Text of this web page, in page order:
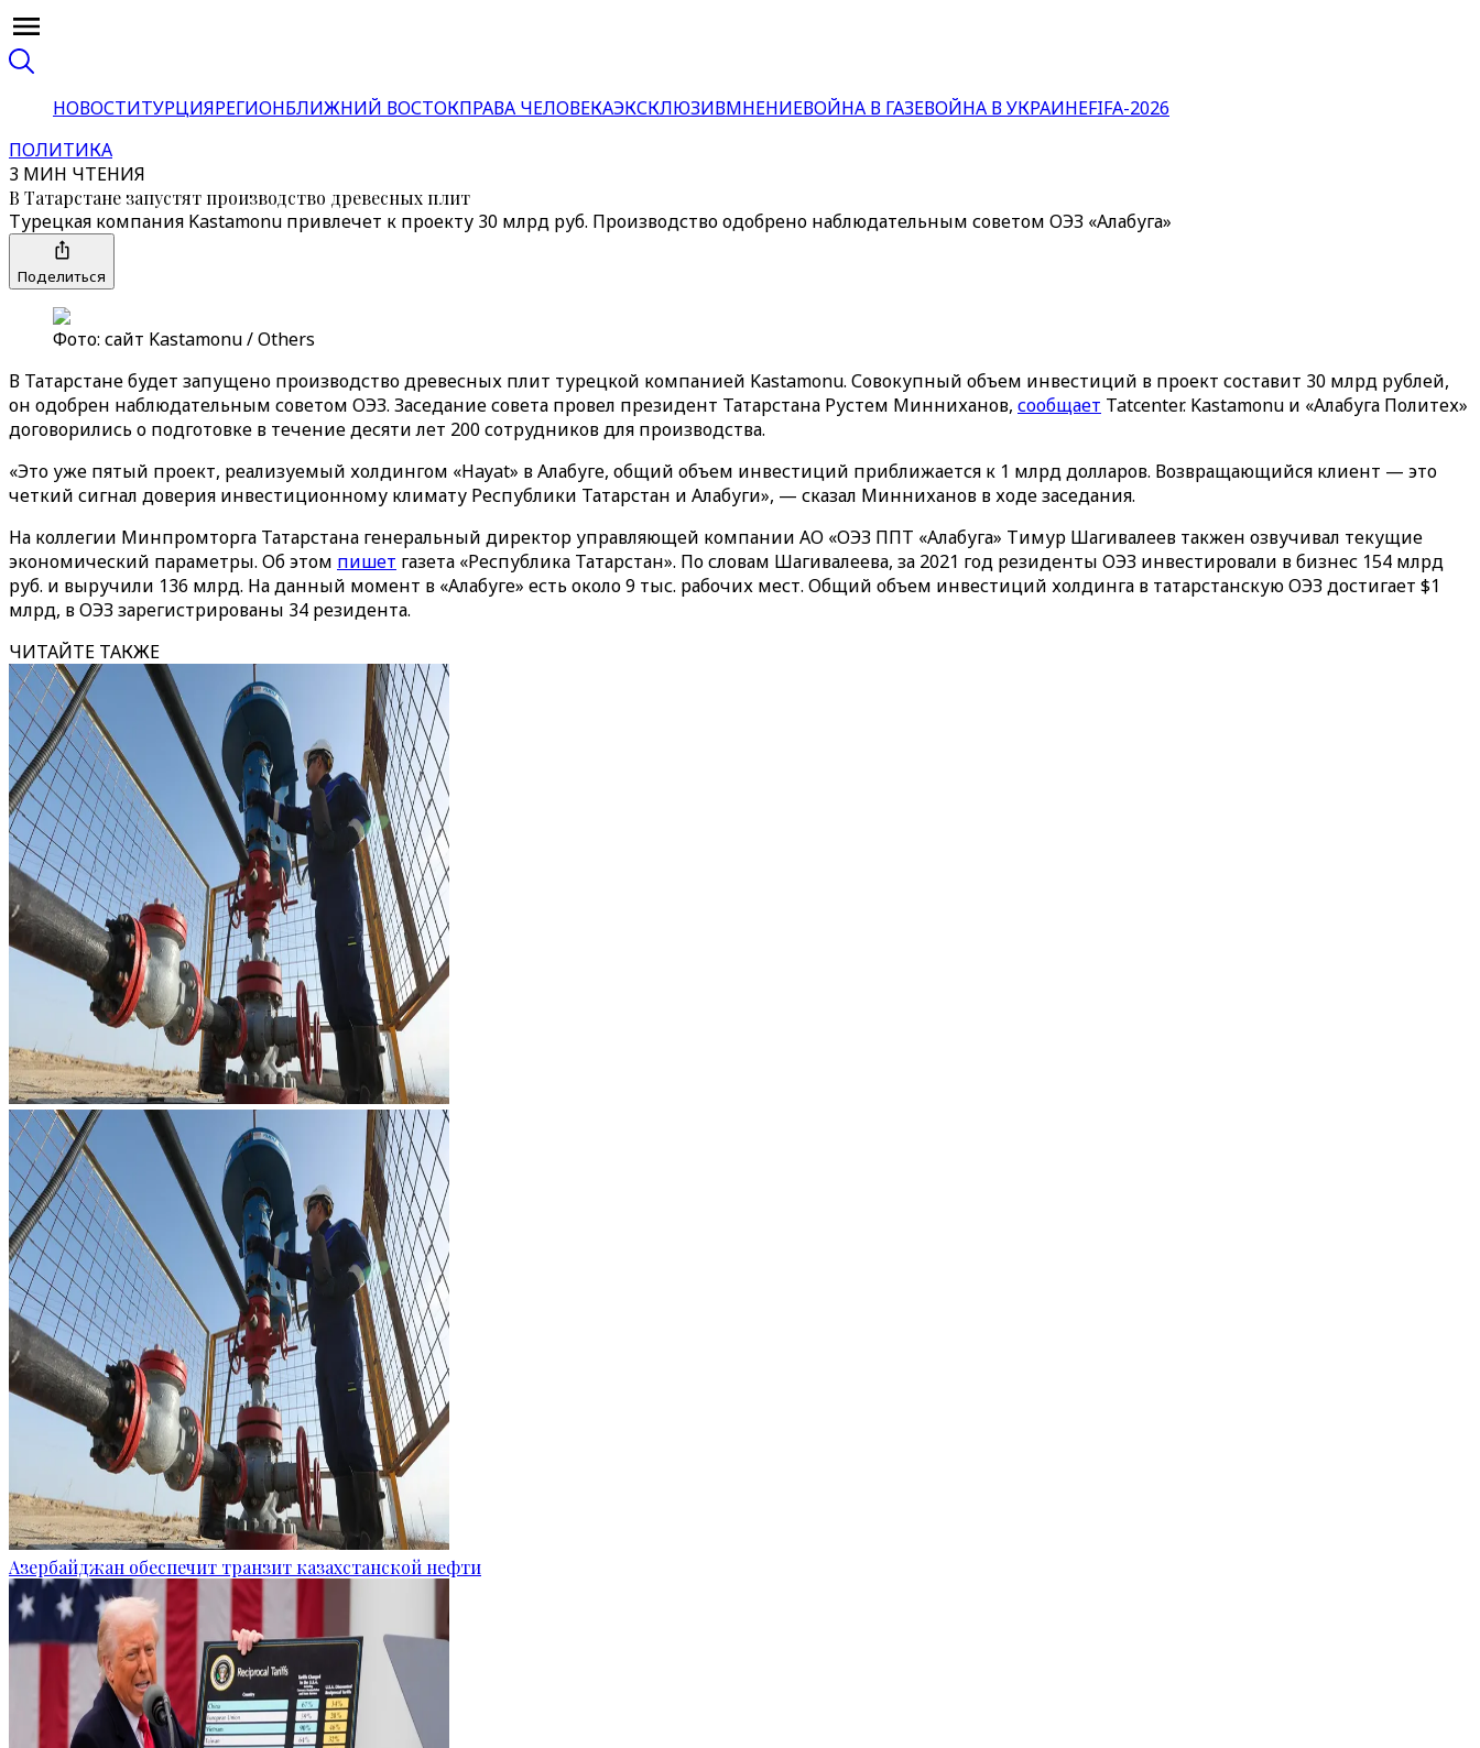
НОВОСТИТУРЦИЯРЕГИОНБЛИЖНИЙ ВОСТОКПРАВА ЧЕЛОВЕКАЭКСКЛЮЗИВМНЕНИЕВОЙНА В ГАЗЕВОЙНА В УКРАИНЕFIFA-2026
ПОЛИТИКА
3 МИН ЧТЕНИЯ
В Татарстане запустят производство древесных плит
Турецкая компания Kastamonu привлечет к проекту 30 млрд руб. Производство одобрено наблюдательным советом ОЭЗ «Алабуга»
Поделиться
Фото: сайт Kastamonu / Others
В Татарстане будет запущено производство древесных плит турецкой компанией Kastamonu. Совокупный объем инвестиций в проект составит 30 млрд рублей,
он одобрен наблюдательным советом ОЭЗ. Заседание совета провел президент Татарстана Рустем Минниханов, сообщает Tatcenter. Kastamonu и «Алабуга Политех»
договорились о подготовке в течение десяти лет 200 сотрудников для производства.
«Это уже пятый проект, реализуемый холдингом «Hayat» в Алабуге, общий объем инвестиций приближается к 1 млрд долларов. Возвращающийся клиент — это
четкий сигнал доверия инвестиционному климату Республики Татарстан и Алабуги», — сказал Минниханов в ходе заседания.
На коллегии Минпромторга Татарстана генеральный директор управляющей компании АО «ОЭЗ ППТ «Алабуга» Тимур Шагивалеев такжен озвучивал текущие
экономический параметры. Об этом пишет газета «Республика Татарстан». По словам Шагивалеева, за 2021 год резиденты ОЭЗ инвестировали в бизнес 154 млрд
руб. и выручили 136 млрд. На данный момент в «Алабуге» есть около 9 тыс. рабочих мест. Общий объем инвестиций холдинга в татарстанскую ОЭЗ достигает $1
млрд, в ОЭЗ зарегистрированы 34 резидента.
ЧИТАЙТЕ ТАКЖЕ
Азербайджан обеспечит транзит казахстанской нефти